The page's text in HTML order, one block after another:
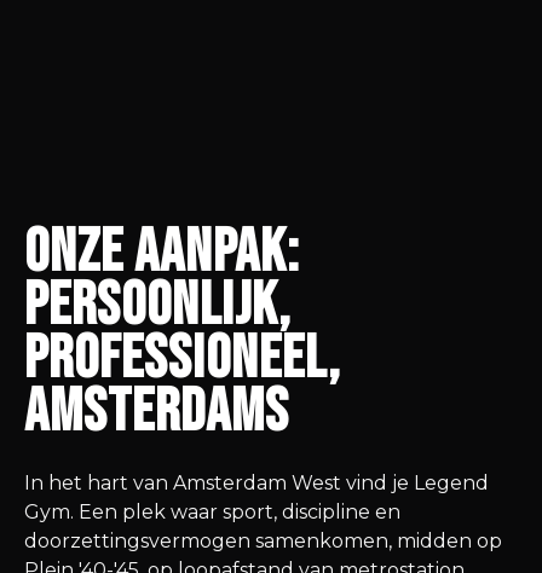
Onze aanpak:
persoonlijk,
professioneel,
Amsterdams
In het hart van Amsterdam West vind je Legend
Gym. Een plek waar sport, discipline en
doorzettingsvermogen samenkomen, midden op